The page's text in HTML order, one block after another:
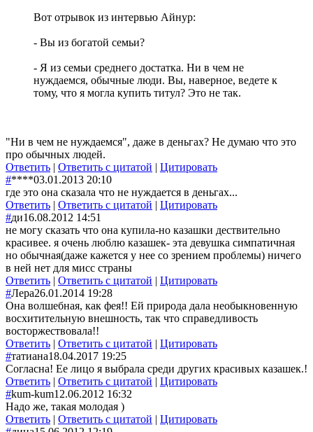
Вот отрывок из интервью Айнур:
- Вы из богатой семьи?
- Я из семьи среднего достатка. Ни в чем не
нуждаемся, обычные люди. Вы, наверное, ведете к
тому, что я могла купить титул? Это не так.
"Ни в чем не нуждаемся", даже в деньгах? Не думаю что это
про обычных людей.
Ответить | Ответить с цитатой | Цитировать
#****03.01.2013 20:10
где это она сказала что не нуждается в деньгах...
Ответить | Ответить с цитатой | Цитировать
#ди16.08.2012 14:51
не могу сказать что она купила-но казашки дествительно
красивее. я очень люблю казашек- эта девушка симпатичная
но обычная(даже кажется у нее со зрением проблемы) ничего
в ней нет для мисс страны
Ответить | Ответить с цитатой | Цитировать
#Лера26.01.2014 19:28
Она волшебная, как фея!! Ей природа дала необыкновенную
восхитительную внешность, так что справедливость
восторжествовала!!
Ответить | Ответить с цитатой | Цитировать
#татиана18.04.2017 19:25
Согласна! Ее лицо я выбрала среди других красивых казашек.!
Ответить | Ответить с цитатой | Цитировать
#kum-kum12.06.2012 16:32
Надо же, такая молодая )
Ответить | Ответить с цитатой | Цитировать